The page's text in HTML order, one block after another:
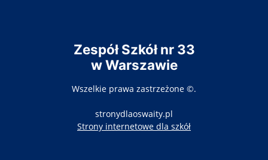
Zespół Szkół nr 33
w Warszawie
Wszelkie prawa zastrzeżone ©.
stronydlaoswaity.pl
Strony internetowe dla szkółotwiera się w